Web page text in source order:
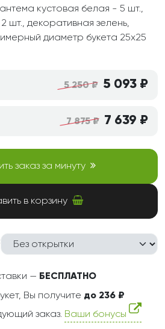
кустовая белая - 5 шт.,
шт., декоративная зелень,
диаметр букета 25х25
5 250 ₽ 5 093 ₽
7 875 ₽ 7 639 ₽
заказ за минуту
в корзину
— БЕСПЛАТНО
Вы получите до 236 ₽
заказ. Ваши бонусы